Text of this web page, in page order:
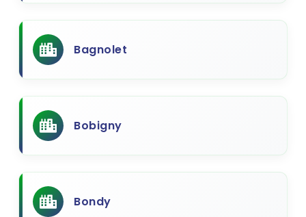
Bagnolet
Bobigny
Bondy